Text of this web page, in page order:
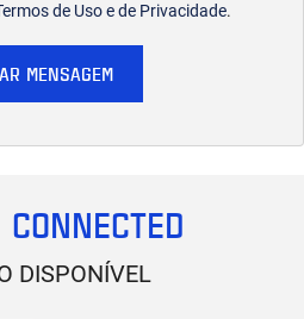
de Uso e de Privacidade.
MENSAGEM
DISPONÍVEL